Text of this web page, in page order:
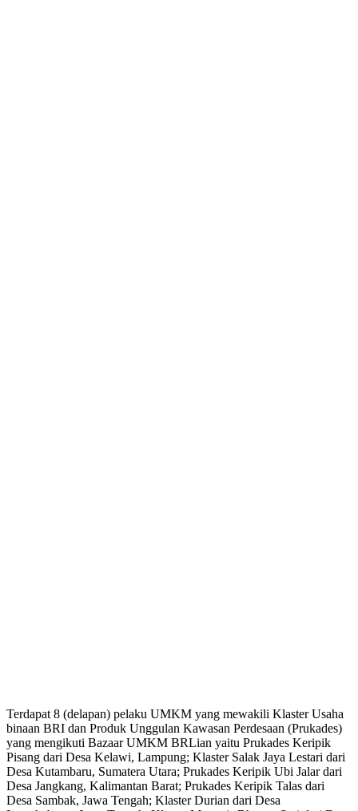
Terdapat 8 (delapan) pelaku UMKM yang mewakili Klaster Usaha
binaan BRI dan Produk Unggulan Kawasan Perdesaan (Prukades)
yang mengikuti Bazaar UMKM BRLian yaitu Prukades Keripik
Pisang dari Desa Kelawi, Lampung; Klaster Salak Jaya Lestari dari
Desa Kutambaru, Sumatera Utara; Prukades Keripik Ubi Jalar dari
Desa Jangkang, Kalimantan Barat; Prukades Keripik Talas dari
Desa Sambak, Jawa Tengah; Klaster Durian dari Desa